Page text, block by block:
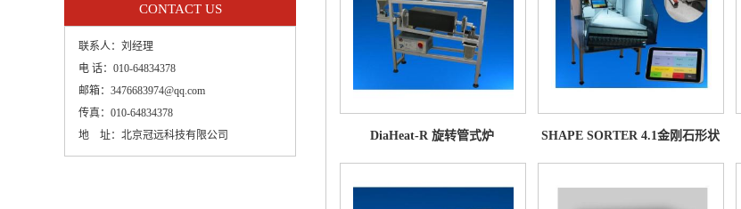
CONTACT US
联系人： 刘经理
电 话： 010-64834378
邮箱： 3476683974@qq.com
传真： 010-64834378
地 址： 北京冠远科技有限公司 DiaHeat-R 旋转管式炉
SHAPE SORTER 4.1金刚石形状
分选机